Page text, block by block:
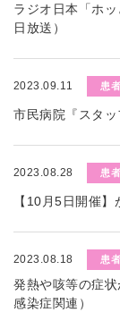
ラジオ日本「ホ
日放送）
2023.09.11 患
市民病院『スタ
2023.08.28 患
【10月5日開催
2023.08.18 患
発熱や咳等の症
感染症関連）